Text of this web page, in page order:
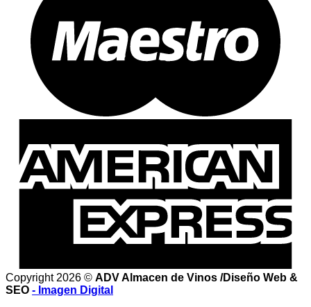
Copyright 2026 © ADV Almacen de Vinos /Diseño Web &
SEO - Imagen Digital